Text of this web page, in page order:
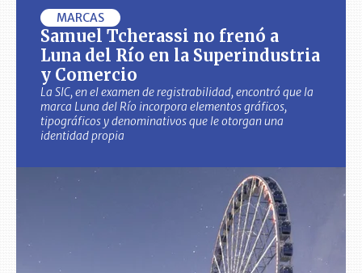
MARCAS
Samuel Tcherassi no frenó a
Luna del Río en la Superindustria
y Comercio
La SIC, en el examen de registrabilidad, encontró que la
marca Luna del Río incorpora elementos gráficos,
tipográficos y denominativos que le otorgan una
identidad propia